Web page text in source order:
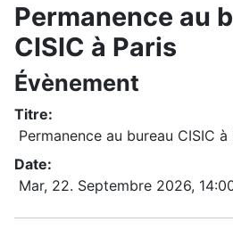
Permanence au
CISIC à Paris
Évènement
Titre:
Permanence au bureau CISIC à
Date:
Mar, 22. Septembre 2026,